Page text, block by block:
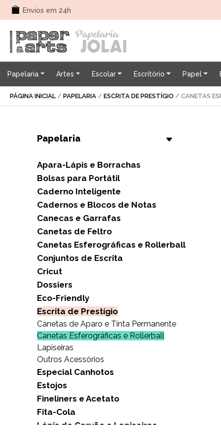
Envios em 24h
Papelaria Artes Escolar Escritório Papel
PÁGINA INICIAL / PAPELARIA / ESCRITA DE PRESTÍGIO / CANETAS
Apara-Lápis e Borrachas
Bolsas para Portátil
Caderno Inteligente
Cadernos e Blocos de Notas
Canecas e Garrafas
Canetas de Feltro
Canetas Esferográficas e Rollerball
Conjuntos de Escrita
Cricut
Dossiers
Eco-Friendly
Escrita de Prestígio
Canetas de Aparo e Tinta Permanente
Canetas Esferográficas e Rollerball
Lapiseiras
Outros Acessórios
Especial Canhotos
Estojos
Fineliners e Acetato
Fita-Cola
Lápis de Carvão e Lapiseiras